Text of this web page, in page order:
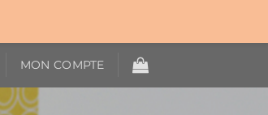
MON COMPTE